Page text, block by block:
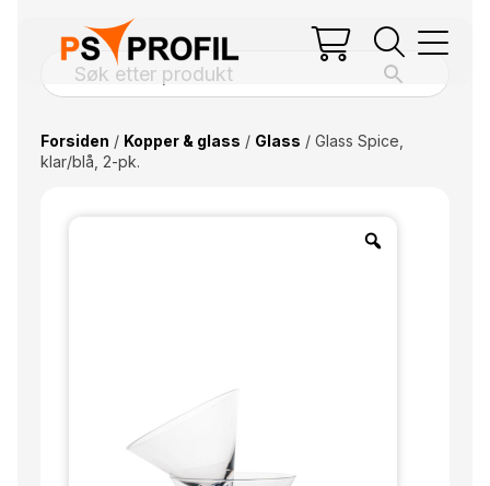
Forsiden / Kopper & glass / Glass / Glass Spice,
klar/blå, 2-pk.